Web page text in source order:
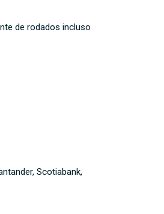
de rodados incluso
Scotiabank,